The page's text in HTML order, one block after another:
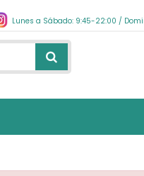
Lunes a Sábado: 9:45-22:00 /